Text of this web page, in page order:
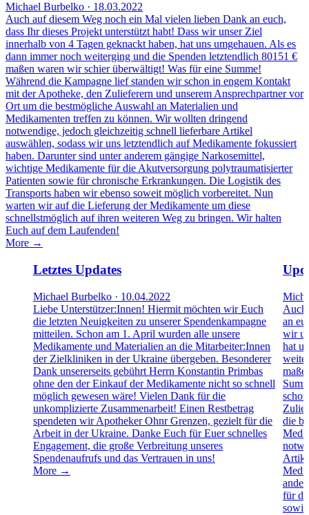
Michael Burbelko · 18.03.2022
Auch auf diesem Weg noch ein Mal vielen lieben Dank an euch,
dass Ihr dieses Projekt unterstützt habt! Dass wir unser Ziel
innerhalb von 4 Tagen geknackt haben, hat uns umgehauen. Als es
dann immer noch weiterging und die Spenden letztendlich 80151 €
maßen waren wir schier überwältigt! Was für eine Summe!
Während die Kampagne lief standen wir schon in engem Kontakt
mit der Apotheke, den Zulieferern und unserem Ansprechpartner vor
Ort um die bestmögliche Auswahl an Materialien und
Medikamenten treffen zu können. Wir wollten dringend
notwendige, jedoch gleichzeitig schnell lieferbare Artikel
auswählen, sodass wir uns letztendlich auf Medikamente fokussiert
haben. Darunter sind unter anderem gängige Narkosemittel,
wichtige Medikamente für die Akutversorgung polytraumatisierter
Patienten sowie für chronische Erkrankungen. Die Logistik des
Transports haben wir ebenso soweit möglich vorbereitet. Nun
warten wir auf die Lieferung der Medikamente um diese
schnellstmöglich auf ihren weiteren Weg zu bringen. Wir halten
Euch auf dem Laufenden!
More →
Letztes Updates
Michael Burbelko · 10.04.2022
Liebe Unterstützer:Innen! Hiermit möchten wir Euch
die letzten Neuigkeiten zu unserer Spendenkampagne
mitteilen. Schon am 1. April wurden alle unsere
Medikamente und Materialien an die Mitarbeiter:Innen
der Zielkliniken in der Ukraine übergeben. Besonderer
Dank unsererseits gebührt Herrn Konstantin Primbas
ohne den der Einkauf der Medikamente nicht so schnell
möglich gewesen wäre! Vielen Dank für die
unkomplizierte Zusammenarbeit! Einen Restbetrag
spendeten wir Apotheker Ohnr Grenzen, gezielt für die
Arbeit in der Ukraine. Danke Euch für Euer schnelles
Engagement, die große Verbreitung unseres
Spendenaufrufs und das Vertrauen in uns!
More →
Auch
an
wir
hat
die
für